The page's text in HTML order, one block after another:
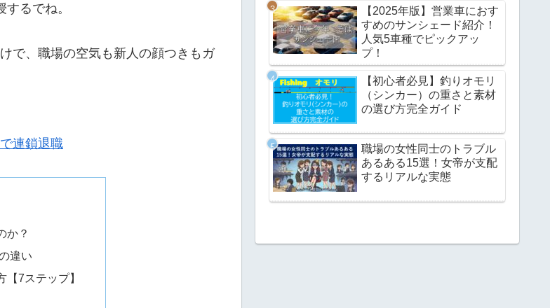
するでね。
で、職場の空気も新人の顔つきもガ
連鎖退職
か？
違い
7ステップ】
【2025年版】営業車におす
すめのサンシェード紹介！
人気5車種でピックアッ
プ！
【初心者必見】釣りオモリ
（シンカー）の重さと素材
の選び方完全ガイド
職場の女性同士のトラブル
あるある15選！女帝が支配
するリアルな実態